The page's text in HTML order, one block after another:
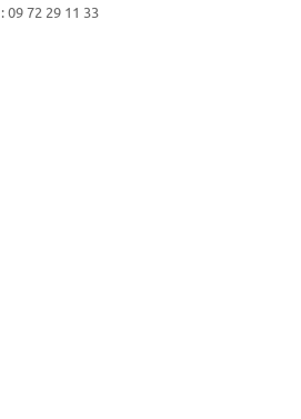
:09 72 29 11 33